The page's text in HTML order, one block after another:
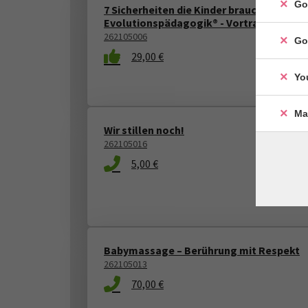
7 Sicherheiten die Kinder brauchen aus
Evolutionspädagogik® - Vortrag
262105006
29,00 €
Wir stillen noch!
262105016
5,00 €
Babymassage – Berührung mit Respekt
262105013
70,00 €